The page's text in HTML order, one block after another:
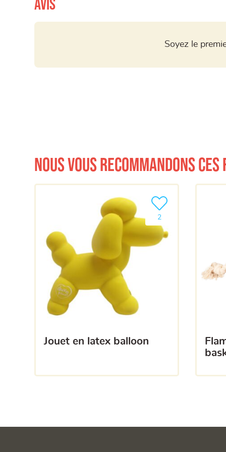
Avis
Soyez le
Nous vous recommandons
jouet en latex balloon
2
Ajouter le produit à
flamingo matchball